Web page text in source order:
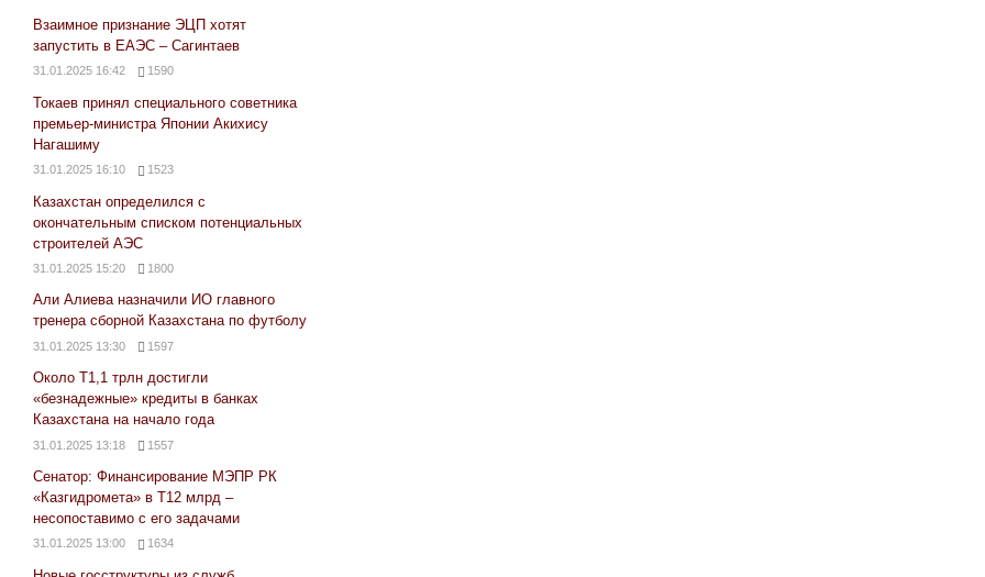
Взаимное признание ЭЦП хотят
запустить в ЕАЭС – Сагинтаев
31.01.2025 16:42 1590
Токаев принял специального советника
премьер-министра Японии Акихису
Нагашиму
31.01.2025 16:10 1523
Казахстан определился с
окончательным списком потенциальных
строителей АЭС
31.01.2025 15:20 1800
Али Алиева назначили ИО главного
тренера сборной Казахстана по футболу
31.01.2025 13:30 1597
Около Т1,1 трлн достигли
«безнадежные» кредиты в банках
Казахстана на начало года
31.01.2025 13:18 1557
Сенатор: Финансирование МЭПР РК
«Казгидромета» в Т12 млрд –
несопоставимо с его задачами
31.01.2025 13:00 1634